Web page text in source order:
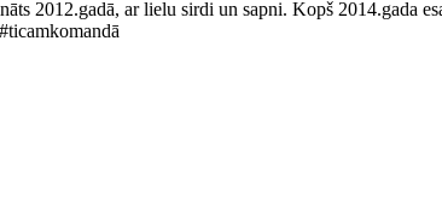
2012.gadā, ar lielu sirdi un sapni. Kopš 2014.gada